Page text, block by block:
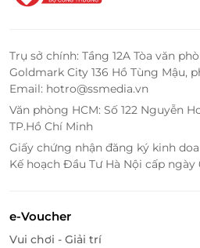
Hệ thống e-voucher
Dịch vụ thật – giá thật –
hàng.
LifeLink giúp bạn chủ động
dịch vụ tiện lợi
vẹn phút giây thư giãn chất
phút giây thư giãn và chăm
Trụ sở chính: Tầng 12A Tòa văn
Goldmark City 136 Hồ Tùng Mậu,
Email: hotro@ssmedia.vn
Văn phòng HCM: Số 122 Nguyễn
TP.Hồ Chí Minh
Giấy chứng nhận đăng ký kinh
Kế hoạch Đầu Tư Hà Nội cấp ngày
e-Voucher
Vui chơi - Giải trí